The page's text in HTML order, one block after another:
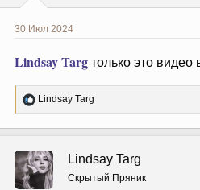
30 Июл 2024
Lindsay Targтолько это видео
Р
ц
и
и
Lindsay Targ
Lindsay Targ
Скрытый Пряник